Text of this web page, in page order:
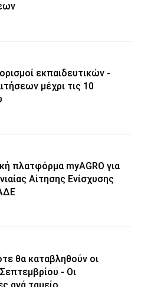
εκπαιδευτικών -
μέχρι τις 10
πλατφόρμα myAGRO για
Αίτησης Ενίσχυσης
θα καταβληθούν οι
- Οι